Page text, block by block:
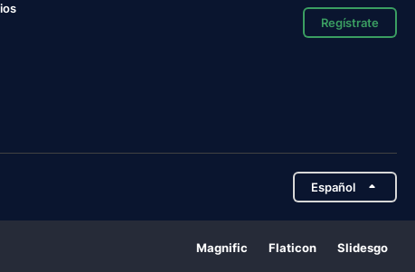
Regístrate
Español
Magnific Flaticon Slidesgo